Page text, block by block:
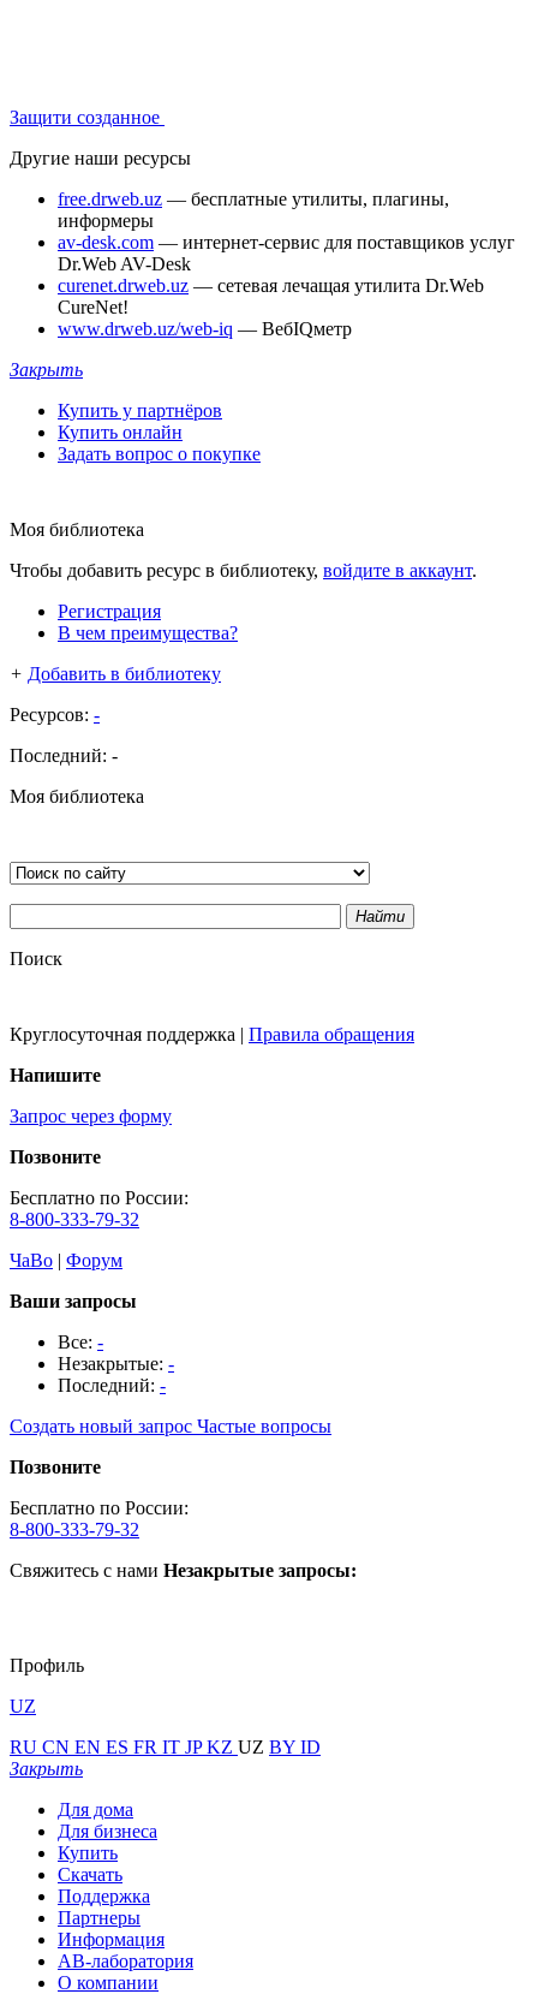
Защити созданное
Другие наши ресурсы
free.drweb.uz — бесплатные утилиты, плагины,
информеры
av-desk.com — интернет-сервис для поставщиков услуг
Dr.Web AV-Desk
curenet.drweb.uz — сетевая лечащая утилита Dr.Web
CureNet!
www.drweb.uz/web-iq — ВебIQметр
Закрыть
Купить у партнёров
Купить онлайн
Задать вопрос о покупке
Моя библиотека
Чтобы добавить ресурс в библиотеку, войдите в аккаунт.
Регистрация
В чем преимущества?
+ Добавить в библиотеку
Ресурсов: -
Последний: -
Моя библиотека
Найти
Поиск
Круглосуточная поддержка | Правила обращения
Напишите
Запрос через форму
Позвоните
Бесплатно по России:
8-800-333-79-32
ЧаВо | Форум
Ваши запросы
Все: -
Незакрытые: -
Последний: -
Создать новый запрос Частые вопросы
Позвоните
Бесплатно по России:
8-800-333-79-32
Свяжитесь с нами Незакрытые запросы:
Профиль
UZ
RU CN EN ES FR IT JPKZ UZ BY ID
Закрыть
Для дома
Для бизнеса
Купить
Скачать
Поддержка
Партнеры
Информация
АВ-лаборатория
О компании